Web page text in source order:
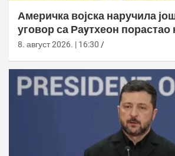
Америчка војска наручила
уговор са Раyтхеон порастао
милиона долара
8. август 2026. | 16:30